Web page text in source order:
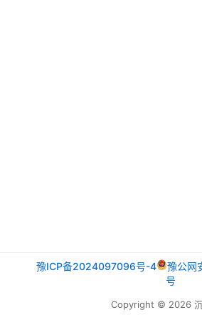
豫ICP备2024097096号-4
豫公网
号
Copyright © 2026